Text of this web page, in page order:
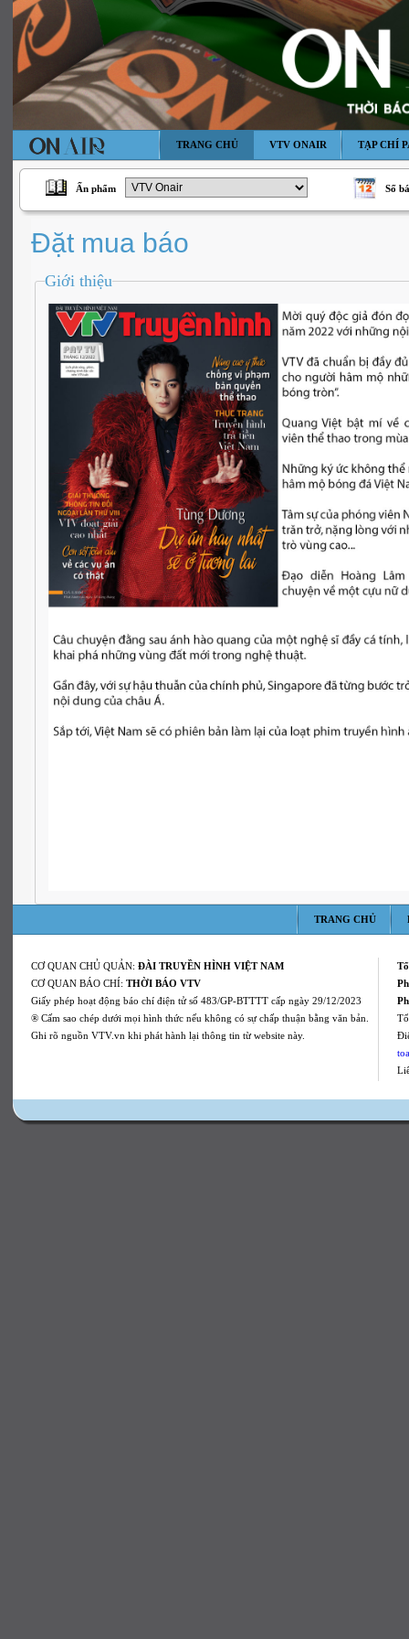
TRANG CHỦ VTV ONAIR TẠP CHÍ
Ấn phẩm Số
TRANG CHỦ
CƠ QUAN CHỦ QUẢN: ĐÀI TRUYỀN HÌNH VIỆT NAM
CƠ QUAN BÁO CHÍ: THỜI BÁO VTV
Giấy phép hoạt động báo chí điện tử số 483/GP-BTTTT cấp ngày 29/12/2023
® Cấm sao chép dưới mọi hình thức nếu không có sự chấp thuận bằng văn bản.
Ghi rõ nguồn VTV.vn khi phát hành lại thông tin từ website này.